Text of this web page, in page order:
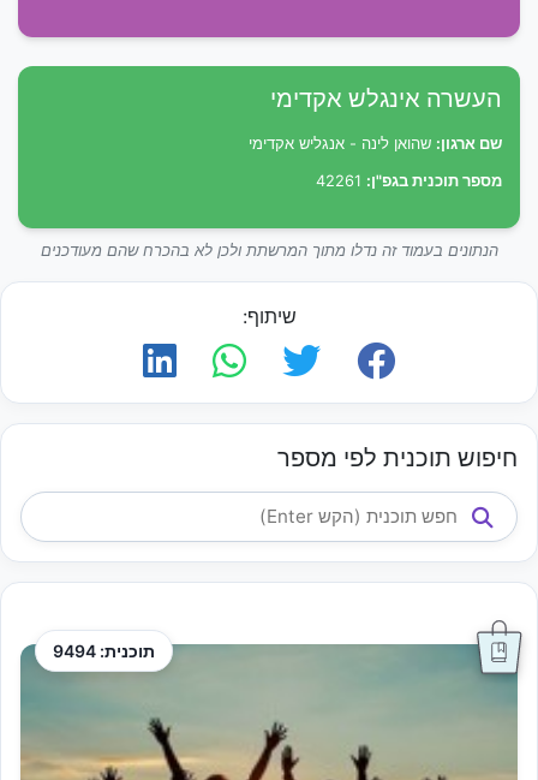
העשרה אינגלש אקדימי
שם ארגון: שהואן לינה - אנגליש אקדימי
מספר תוכנית בגפ"ן:
הנתונים בעמוד זה נדלו מתוך המרשתת ולכן לא בהכרח שהם מעודכנים
שיתוף:
חיפוש תוכנית לפי מספר
תוכנית: 9494